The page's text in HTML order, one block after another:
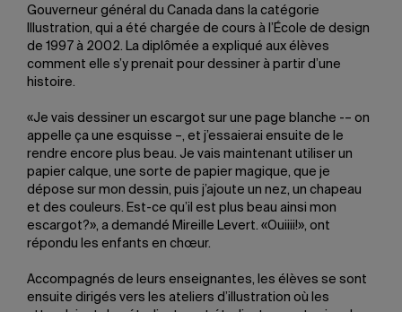
Gouverneur général du Canada dans la catégorie
Illustration, qui a été chargée de cours à l’École de design
de 1997 à 2002. La diplômée a expliqué aux élèves
comment elle s’y prenait pour dessiner à partir d’une
histoire.
«Je vais dessiner un escargot sur une page blanche -– on
appelle ça une esquisse –, et j’essaierai ensuite de le
rendre encore plus beau. Je vais maintenant utiliser un
papier calque, une sorte de papier magique, que je
dépose sur mon dessin, puis j’ajoute un nez, un chapeau
et des couleurs. Est-ce qu’il est plus beau ainsi mon
escargot?», a demandé Mireille Levert. «Ouiiii!», ont
répondu les enfants en chœur.
Accompagnés de leurs enseignantes, les élèves se sont
ensuite dirigés vers les ateliers d’illustration où les